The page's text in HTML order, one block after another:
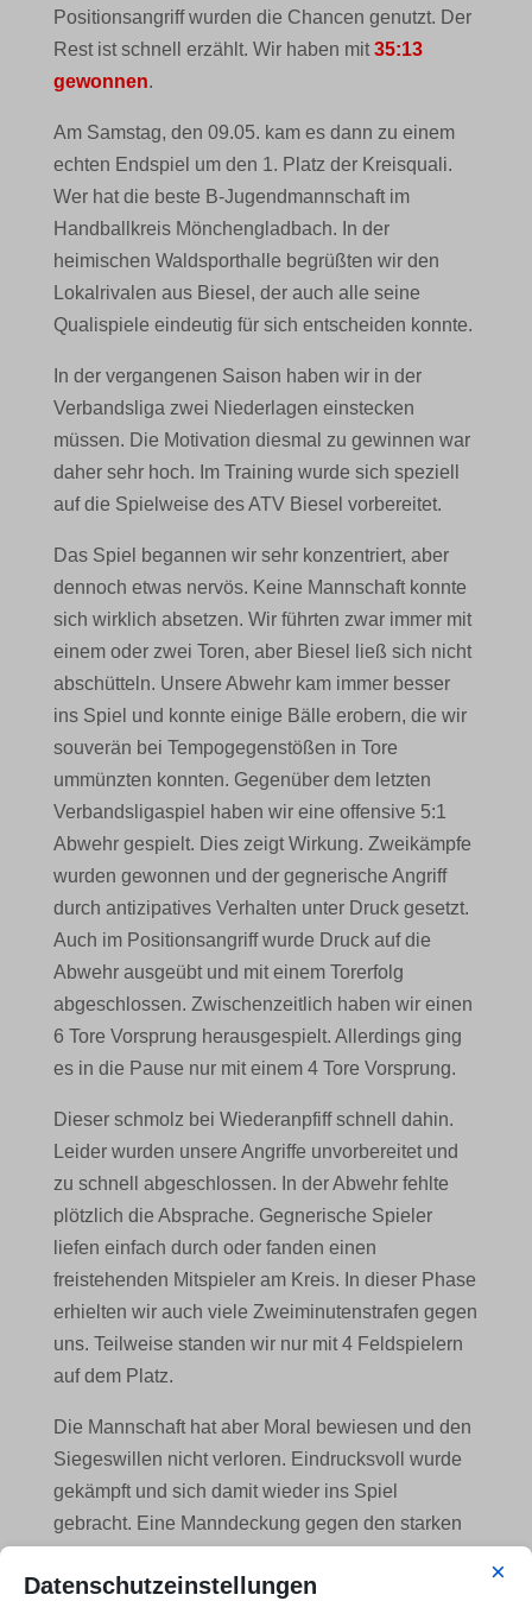
Positionsangriff wurden die Chancen genutzt. Der
Rest ist schnell erzählt. Wir haben mit 35:13
gewonnen.
Am Samstag, den 09.05. kam es dann zu einem
echten Endspiel um den 1. Platz der Kreisquali.
Wer hat die beste B-Jugendmannschaft im
Handballkreis Mönchengladbach. In der
heimischen Waldsporthalle begrüßten wir den
Lokalrivalen aus Biesel, der auch alle seine
Qualispiele eindeutig für sich entscheiden konnte.
In der vergangenen Saison haben wir in der
Verbandsliga zwei Niederlagen einstecken
müssen. Die Motivation diesmal zu gewinnen war
daher sehr hoch. Im Training wurde sich speziell
auf die Spielweise des ATV Biesel vorbereitet.
Das Spiel begannen wir sehr konzentriert, aber
dennoch etwas nervös. Keine Mannschaft konnte
sich wirklich absetzen. Wir führten zwar immer mit
einem oder zwei Toren, aber Biesel ließ sich nicht
abschütteln. Unsere Abwehr kam immer besser
ins Spiel und konnte einige Bälle erobern, die wir
souverän bei Tempogegenstößen in Tore
ummünzten konnten. Gegenüber dem letzten
Verbandsligaspiel haben wir eine offensive 5:1
Abwehr gespielt. Dies zeigt Wirkung. Zweikämpfe
wurden gewonnen und der gegnerische Angriff
durch antizipatives Verhalten unter Druck gesetzt.
Auch im Positionsangriff wurde Druck auf die
Abwehr ausgeübt und mit einem Torerfolg
abgeschlossen. Zwischenzeitlich haben wir einen
6 Tore Vorsprung herausgespielt. Allerdings ging
es in die Pause nur mit einem 4 Tore Vorsprung.
Dieser schmolz bei Wiederanpfiff schnell dahin.
Leider wurden unsere Angriffe unvorbereitet und
zu schnell abgeschlossen. In der Abwehr fehlte
plötzlich die Absprache. Gegnerische Spieler
liefen einfach durch oder fanden einen
freistehenden Mitspieler am Kreis. In dieser Phase
erhielten wir auch viele Zweiminutenstrafen gegen
uns. Teilweise standen wir nur mit 4 Feldspielern
auf dem Platz.
Die Mannschaft hat aber Moral bewiesen und den
Siegeswillen nicht verloren. Eindrucksvoll wurde
gekämpft und sich damit wieder ins Spiel
gebracht. Eine Manndeckung gegen den starken
ideenlos im Angriff werden. Letztendlich haben wir
Datenschutzeinstellungen ×